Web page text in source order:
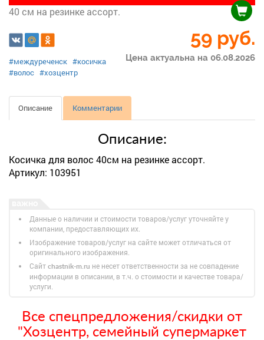
40 см на резинке ассорт.
59 руб.
Цена актуальна на 06.08.2026
#междуреченск #косичка
#волос #хозцентр
Описание Комментарии
Описание:
Косичка для волос 40см на резинке ассорт.
Артикул: 103951
Данные о наличии и стоимости товаров/услуг уточняйте у
компании, предоставляющих их.
Изображение товаров/услуг на сайте может отличаться от
оригинального изображения.
Сайт chastnik-m.ru не несет ответственности за не совпадение
информации в описании, в т.ч. о стоимости и качестве товара/
услуги.
Все спецпредложения/скидки от
"Хозцентр, семейный супермаркет